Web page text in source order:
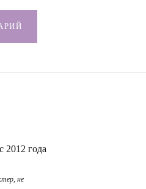
2012 года
не